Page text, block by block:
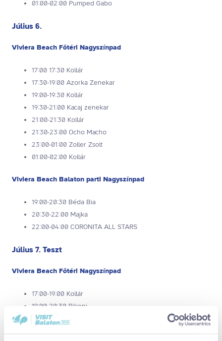
01:00-02:00 Pumped Gabo
Július 6.
Viviera Beach Főtéri Nagyszínpad
17:00 17:30 Kollár
17:30-19:00 Azorka Zenekar
19:00-19:30 Kollár
19:30-21:00 Kacaj zenekar
21:00-21:30 Kollár
21:30-23:00 Ocho Macho
23:00-01:00 Zoller Zsolt
01:00-02:00 Kollár
Viviera Beach Balaton parti Nagyszínpad
19:00-20:30 Béda Bia
20:30-22:00 Majka
22:00-04:00 CORONITA ALL STARS
Július 7. Teszt
Viviera Beach Főtéri Nagyszínpad
17:00-19:00 Kollár
19:00-20:30 Bikoni
20:30-21:00 Kollár